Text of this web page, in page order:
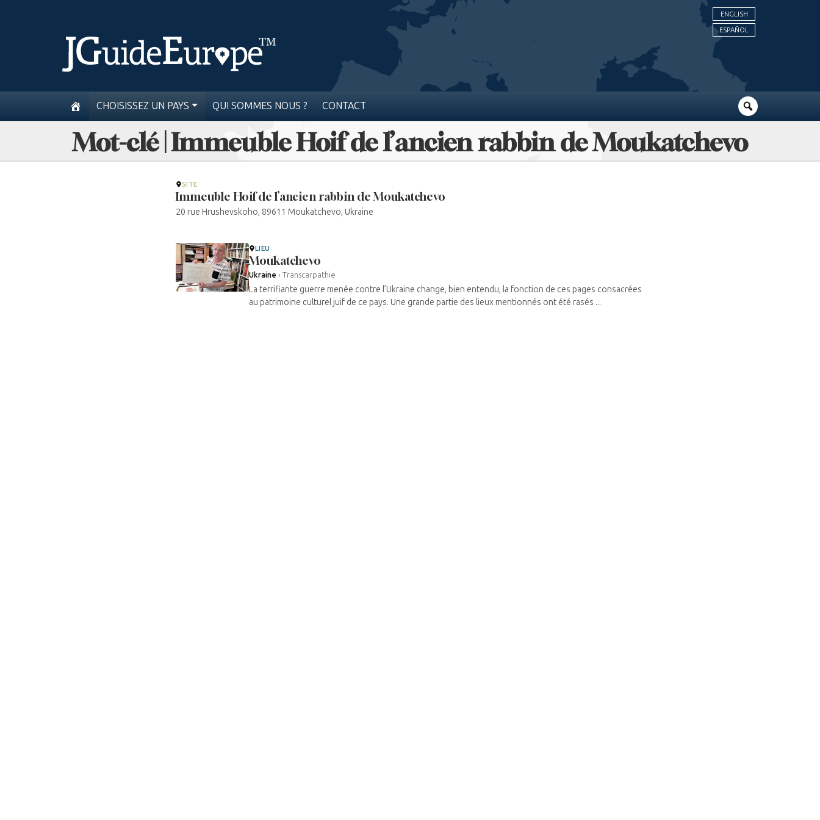
ENGLISH
ESPAÑOL
CHOISISSEZ UN PAYS QUI SOMMES NOUS ? CONTACT
Mot-clé | Immeuble Hoif de l’ancien rabbin de Moukatchevo
SITE
Immeuble Hoif de l’ancien rabbin de Moukatchevo
20 rue Hrushevskoho, 89611 Moukatchevo, Ukraine
LIEU
Moukatchevo
Ukraine › Transcarpathie
La terrifiante guerre menée contre l’Ukraine change, bien entendu, la fonction de ces pages consacrées
au patrimoine culturel juif de ce pays. Une grande partie des lieux mentionnés ont été rasés ...